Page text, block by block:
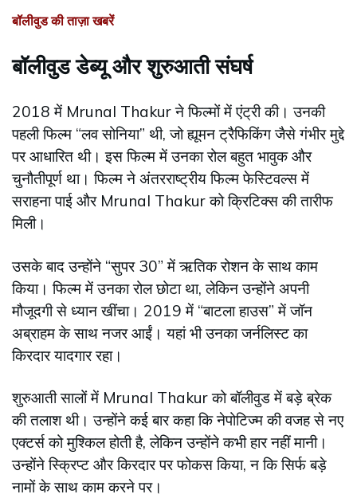
बॉलीवुड की ताज़ा खबरें
बॉलीवुड डेब्यू और शुरुआती संघर्ष
2018 में Mrunal Thakur ने फिल्मों में एंट्री की। उनकी
पहली फिल्म “लव सोनिया” थी, जो ह्यूमन ट्रैफिकिंग जैसे गंभीर मुद्दे
पर आधारित थी। इस फिल्म में उनका रोल बहुत भावुक और
चुनौतीपूर्ण था। फिल्म ने अंतरराष्ट्रीय फिल्म फेस्टिवल्स में
सराहना पाई और Mrunal Thakur को क्रिटिक्स की तारीफ
मिली।
उसके बाद उन्होंने “सुपर 30” में ऋतिक रोशन के साथ काम
किया। फिल्म में उनका रोल छोटा था, लेकिन उन्होंने अपनी
मौजूदगी से ध्यान खींचा। 2019 में “बाटला हाउस” में जॉन
अब्राहम के साथ नजर आईं। यहां भी उनका जर्नलिस्ट का
किरदार यादगार रहा।
शुरुआती सालों में Mrunal Thakur को बॉलीवुड में बड़े ब्रेक
की तलाश थी। उन्होंने कई बार कहा कि नेपोटिज्म की वजह से नए
एक्टर्स को मुश्किल होती है, लेकिन उन्होंने कभी हार नहीं मानी।
उन्होंने स्क्रिप्ट और किरदार पर फोकस किया, न कि सिर्फ बड़े
नामों के साथ काम करने पर।